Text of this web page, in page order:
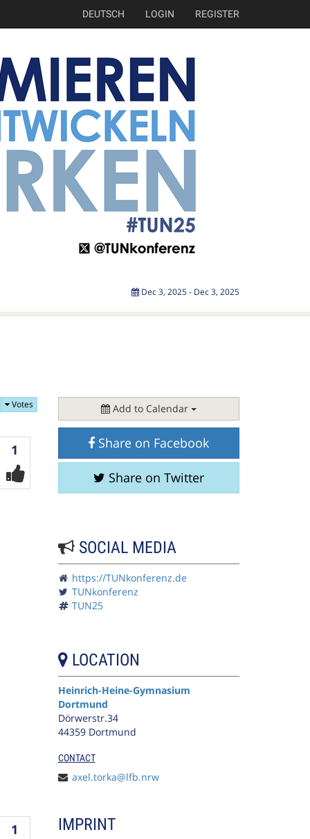
DEUTSCH LOGIN REGISTER
Dec 3, 2025 - Dec 3, 2025
Votes
1
1
Add to Calendar
Share on Facebook
Share on Twitter
SOCIAL MEDIA
https://TUNkonferenz.de
TUNkonferenz
TUN25
LOCATION
Heinrich-Heine-Gymnasium
Dortmund
Dörwerstr.34
44359 Dortmund
CONTACT
axel.torka@lfb.nrw
IMPRINT